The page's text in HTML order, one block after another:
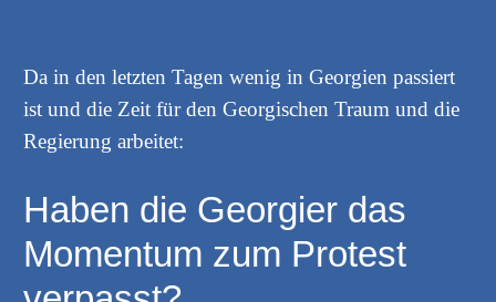
Da in den letzten Tagen wenig in Georgien passiert
ist und die Zeit für den Georgischen Traum und die
Regierung arbeitet:
Haben die Georgier das
Momentum zum Protest